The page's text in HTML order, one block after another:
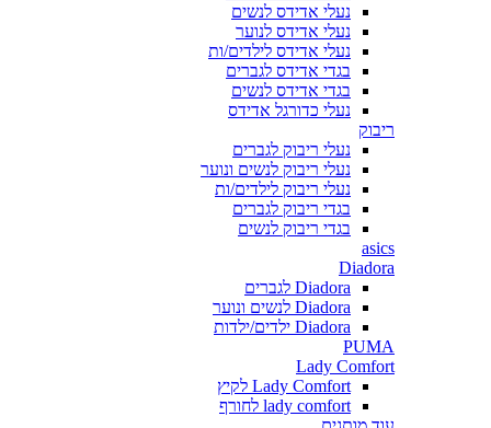
נעלי אדידס לנשים
נעלי אדידס לנוער
נעלי אדידס לילדים/ות
בגדי אדידס לגברים
בגדי אדידס לנשים
נעלי כדורגל אדידס
ריבוק
נעלי ריבוק לגברים
נעלי ריבוק לנשים ונוער
נעלי ריבוק לילדים/ות
בגדי ריבוק לגברים
בגדי ריבוק לנשים
asics
Diadora
Diadora לגברים
Diadora לנשים ונוער
Diadora ילדים/ילדות
PUMA
Lady Comfort
Lady Comfort לקיץ
lady comfort לחורף